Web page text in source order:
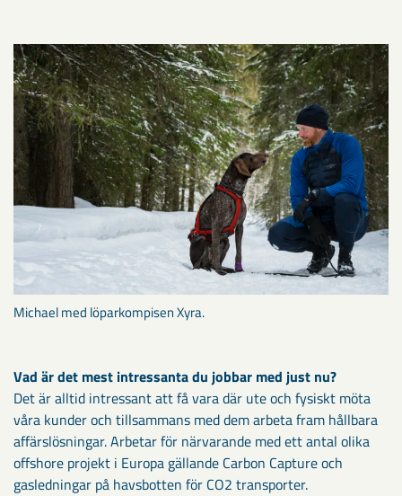
Michael med löparkompisen Xyra.
Vad är det mest intressanta du jobbar med just nu?
Det är alltid intressant att få vara där ute och fysiskt möta
våra kunder och tillsammans med dem arbeta fram hållbara
affärslösningar. Arbetar för närvarande med ett antal olika
offshore projekt i Europa gällande Carbon Capture och
gasledningar på havsbotten för CO2 transporter.